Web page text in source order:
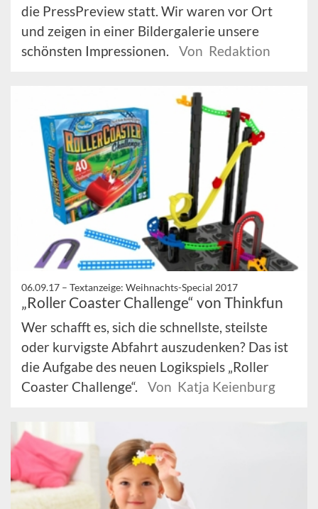
die PressPreview statt. Wir waren vor Ort
und zeigen in einer Bildergalerie unsere
schönsten Impressionen.
Von Redaktion
06.09.17 – Textanzeige: Weihnachts-Special 2017
„Roller Coaster Challenge“ von Thinkfun
Wer schafft es, sich die schnellste, steilste
oder kurvigste Abfahrt auszudenken? Das ist
die Aufgabe des neuen Logikspiels „Roller
Coaster Challenge“.
Von Katja Keienburg